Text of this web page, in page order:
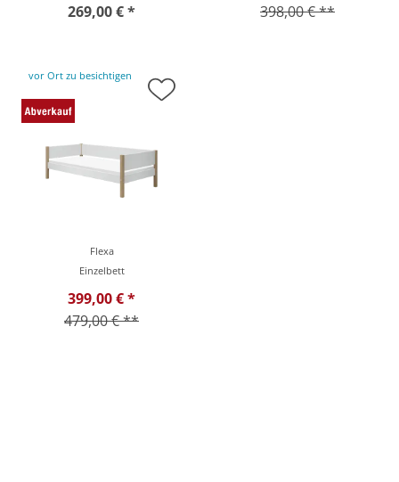
269,00 € *
398,00 € **
vor Ort zu besichtigen
Flexa
Einzelbett
399,00 € *
479,00 € **